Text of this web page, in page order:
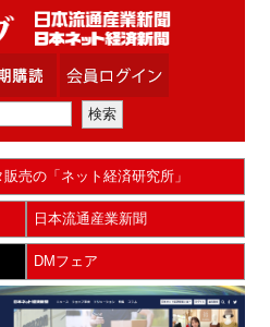
売の「ネット経済研究所」
日本流通産業新聞
DMフェア